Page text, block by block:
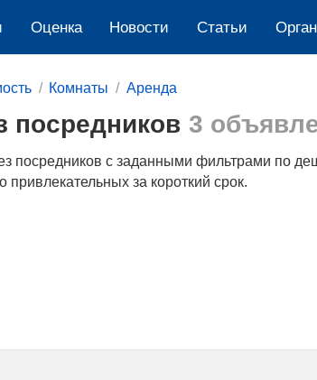
Оценка Новости Cтатьи
Комнаты Аренда
посредников 3
посредников с заданными фильтрами по
за короткий срок.